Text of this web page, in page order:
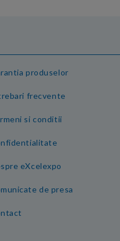
produselor
frecvente
si conditii
eXcelexpo
de presa